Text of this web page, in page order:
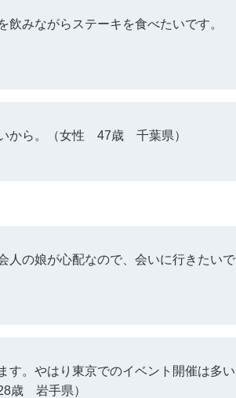
みながらステーキを食べたいです。
から。（女性 47歳 千葉県）
人の娘が心配なので、会いに行きたいで
す。やはり東京でのイベント開催は多い
歳 岩手県）